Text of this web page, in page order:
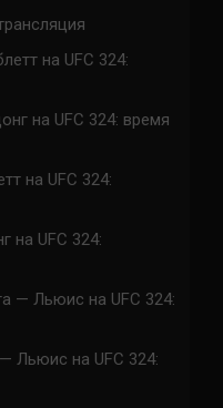
на UFC 324:
на UFC 324: время
на UFC 324:
на UFC 324:
— Льюис на UFC 324:
Льюис на UFC 324: